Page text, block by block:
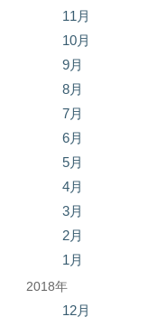
11月
10月
9月
8月
7月
6月
5月
4月
3月
2月
1月
2018年
12月